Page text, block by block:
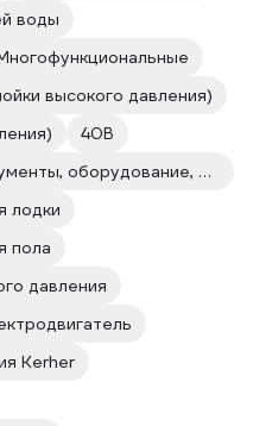
воды
высокого давления)
40В
Для сезонных закупок: инструменты, оборудование, расходные материалы
лодки
пола
давления
Kerher